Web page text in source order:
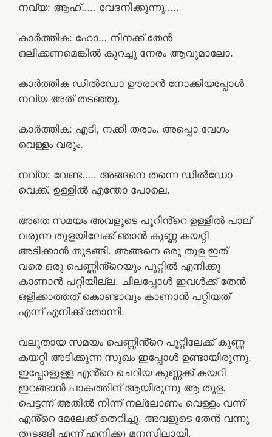
നവ്യ: ആഹ്….. വേദനിക്കുന്നു…..
കാർത്തിക: ഹോ… നിനക്ക് തേൻ
ഒലിക്കണമെങ്കിൽ കുറച്ചു നേരം ആവുമാലോ.
കാർത്തിക ഡിൽഡോ ഊരാൻ നോക്കിയപ്പോൾ
നവ്യ അത് തടഞ്ഞു.
കാർത്തിക: എടി, നക്കി തരാം. അപ്പൊ വേഗം
വെള്ളം വരും.
നവ്യ: വേണ്ട….. അങ്ങനെ തന്നെ ഡിൽഡോ
വെക്ക്. ഉള്ളിൽ എന്തോ പോലെ.
അതെ സമയം അവളുടെ പൂറിൻ്റെ ഉള്ളിൽ പാല്
വരുന്ന തുളയിലേക്ക് ഞാൻ കുണ്ണ കയറ്റി
അടിക്കാൻ തുടങ്ങി. അങ്ങനെ ഒരു തുള ഇത്
വരെ ഒരു പെണ്ണിൻ്റെയും പൂറ്റിൽ എനിക്കു
കാണാൻ പറ്റിയില്ല. ചിലപ്പോൾ ഇവൾക്ക് തേൻ
ഒളിക്കാത്തത് കൊണ്ടാവും കാണാൻ പറ്റിയത്
എന്ന് എനിക്ക് തോന്നി.
വലുതായ സമയം പെണ്ണിൻ്റെ പൂറ്റിലേക്ക് കുണ്ണ
കയറ്റി അടിക്കുന്ന സുഖം ഇപ്പോൾ ഉണ്ടായിരുന്നു.
ഇപ്പോളുള്ള എൻ്റെ ചെറിയ കുണ്ണക്ക് കയറി
ഇറങ്ങാൻ പാകത്തിന് ആയിരുന്നു ആ തുള.
പെട്ടന്ന് അതിൽ നിന്ന് നല്ലോണം വെള്ളം വന്ന്
എൻ്റെ മേലേക്ക് തെറിച്ചു. അവളുടെ തേൻ വന്നു
തുടങ്ങി എന്ന് എനിക്കു മനസിലായി.